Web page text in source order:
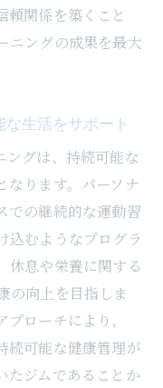
頼関係を築くこと
ニングの成果を最大
生活をサポート
ングは、持続可能な
なります。パーソナ
での継続的な運動習
込むようなプログラ
休息や栄養に関する
の向上を目指しま
ローチにより、
続可能な健康管理が
たジムであることか